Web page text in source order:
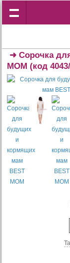
➜Сорочка
MOM (код